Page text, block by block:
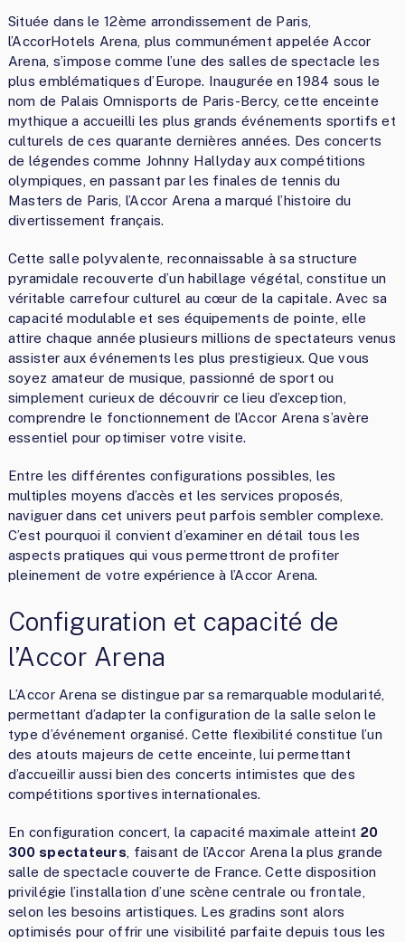
Située dans le 12ème arrondissement de Paris,
l’AccorHotels Arena, plus communément appelée Accor
Arena, s’impose comme l’une des salles de spectacle les
plus emblématiques d’Europe. Inaugurée en 1984 sous le
nom de Palais Omnisports de Paris-Bercy, cette enceinte
mythique a accueilli les plus grands événements sportifs et
culturels de ces quarante dernières années. Des concerts
de légendes comme Johnny Hallyday aux compétitions
olympiques, en passant par les finales de tennis du
Masters de Paris, l’Accor Arena a marqué l’histoire du
divertissement français.
Cette salle polyvalente, reconnaissable à sa structure
pyramidale recouverte d’un habillage végétal, constitue un
véritable carrefour culturel au cœur de la capitale. Avec sa
capacité modulable et ses équipements de pointe, elle
attire chaque année plusieurs millions de spectateurs venus
assister aux événements les plus prestigieux. Que vous
soyez amateur de musique, passionné de sport ou
simplement curieux de découvrir ce lieu d’exception,
comprendre le fonctionnement de l’Accor Arena s’avère
essentiel pour optimiser votre visite.
Entre les différentes configurations possibles, les
multiples moyens d’accès et les services proposés,
naviguer dans cet univers peut parfois sembler complexe.
C’est pourquoi il convient d’examiner en détail tous les
aspects pratiques qui vous permettront de profiter
pleinement de votre expérience à l’Accor Arena.
Configuration et capacité de
l’Accor Arena
L’Accor Arena se distingue par sa remarquable modularité,
permettant d’adapter la configuration de la salle selon le
type d’événement organisé. Cette flexibilité constitue l’un
des atouts majeurs de cette enceinte, lui permettant
d’accueillir aussi bien des concerts intimistes que des
compétitions sportives internationales.
En configuration concert, la capacité maximale atteint 20
300 spectateurs , faisant de l’Accor Arena la plus grande
salle de spectacle couverte de France. Cette disposition
privilégie l’installation d’une scène centrale ou frontale,
selon les besoins artistiques. Les gradins sont alors
optimisés pour offrir une visibilité parfaite depuis tous les